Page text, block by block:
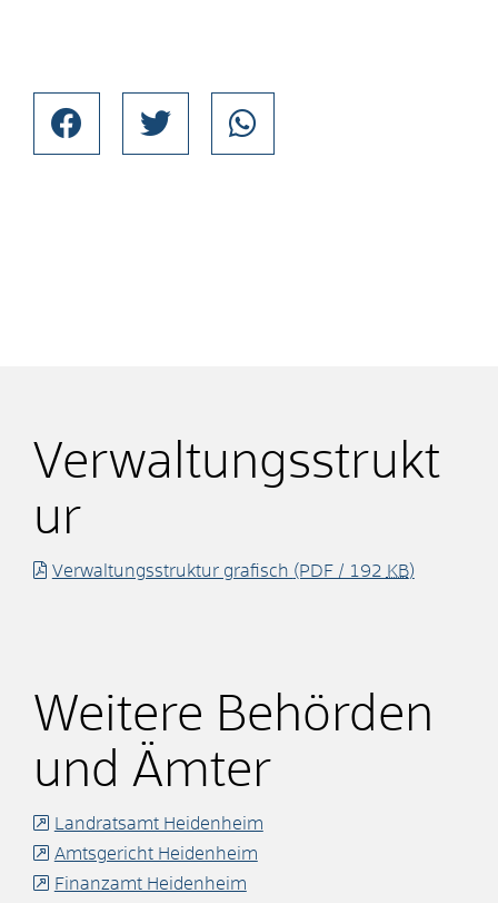
Verwaltungsstrukt
ur
Verwaltungsstruktur grafisch (PDF / 192 KB)
Weitere Behörden
und Ämter
Landratsamt Heidenheim
Amtsgericht Heidenheim
Finanzamt Heidenheim